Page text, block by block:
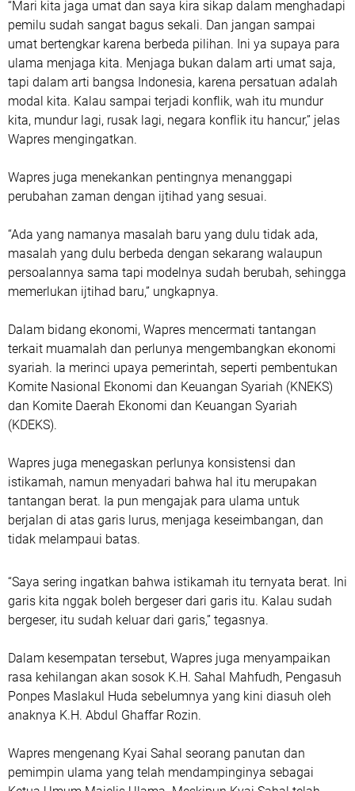
“Mari kita jaga umat dan saya kira sikap dalam menghadapi
pemilu sudah sangat bagus sekali. Dan jangan sampai
umat bertengkar karena berbeda pilihan. Ini ya supaya para
ulama menjaga kita. Menjaga bukan dalam arti umat saja,
tapi dalam arti bangsa Indonesia, karena persatuan adalah
modal kita. Kalau sampai terjadi konflik, wah itu mundur
kita, mundur lagi, rusak lagi, negara konflik itu hancur,” jelas
Wapres mengingatkan.
Wapres juga menekankan pentingnya menanggapi
perubahan zaman dengan ijtihad yang sesuai.
“Ada yang namanya masalah baru yang dulu tidak ada,
masalah yang dulu berbeda dengan sekarang walaupun
persoalannya sama tapi modelnya sudah berubah, sehingga
memerlukan ijtihad baru,” ungkapnya.
Dalam bidang ekonomi, Wapres mencermati tantangan
terkait muamalah dan perlunya mengembangkan ekonomi
syariah. Ia merinci upaya pemerintah, seperti pembentukan
Komite Nasional Ekonomi dan Keuangan Syariah (KNEKS)
dan Komite Daerah Ekonomi dan Keuangan Syariah
(KDEKS).
Wapres juga menegaskan perlunya konsistensi dan
istikamah, namun menyadari bahwa hal itu merupakan
tantangan berat. Ia pun mengajak para ulama untuk
berjalan di atas garis lurus, menjaga keseimbangan, dan
tidak melampaui batas.
“Saya sering ingatkan bahwa istikamah itu ternyata berat. Ini
garis kita nggak boleh bergeser dari garis itu. Kalau sudah
bergeser, itu sudah keluar dari garis,” tegasnya.
Dalam kesempatan tersebut, Wapres juga menyampaikan
rasa kehilangan akan sosok K.H. Sahal Mahfudh, Pengasuh
Ponpes Maslakul Huda sebelumnya yang kini diasuh oleh
anaknya K.H. Abdul Ghaffar Rozin.
Wapres mengenang Kyai Sahal seorang panutan dan
pemimpin ulama yang telah mendampinginya sebagai